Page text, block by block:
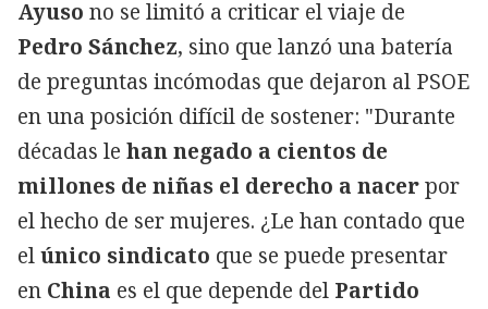
Ayuso no se limitó a criticar el viaje de
Pedro Sánchez, sino que lanzó una batería
de preguntas incómodas que dejaron al PSOE
en una posición difícil de sostener: "Durante
décadas le han negado a cientos de
millones de niñas el derecho a nacerpor
el hecho de ser mujeres. ¿Le han contado que
elúnico sindicato que se puede presentar
en China es el que depende del Partido